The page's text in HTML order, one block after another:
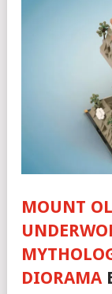
MOUNT
DIORAMA